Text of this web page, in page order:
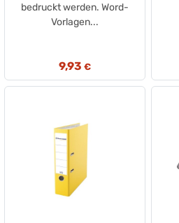
bedruckt werden. Word-
Vorlagen...
9,93 €